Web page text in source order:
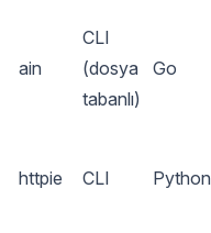
ain
CLI
(dosya
tabanlı)
Go
httpie CLI Python